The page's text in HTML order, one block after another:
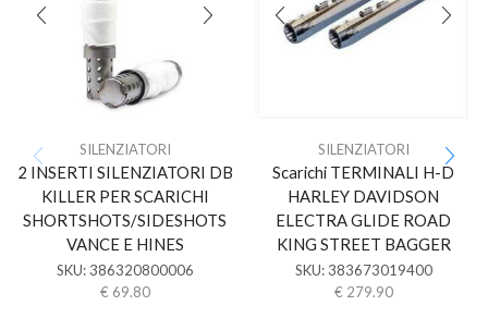
SILENZIATORI
2 INSERTI SILENZIATORI DB
KILLER PER SCARICHI
SHORTSHOTS/SIDESHOTS
VANCE E HINES
SKU: 386320800006
€ 69.80
SILENZIATORI
Scarichi TERMINALI H-D
HARLEY DAVIDSON
ELECTRA GLIDE ROAD
KING STREET BAGGER
SKU: 383673019400
€ 279.90